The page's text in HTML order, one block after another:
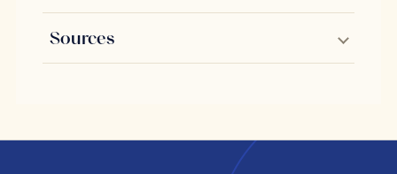
Sources